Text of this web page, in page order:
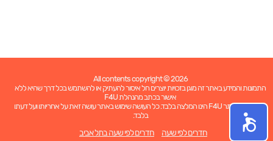
All contents copyright © 2026
התמונות והמידע באתר זה מוגן בזכויות יוצרים חל איסור להעתיק או להשתמש בכל דרך שהיא ללא
אישור בכתב מהנהלת F4U
כל האמור באתר F4U הינו המלצה בלבד. כל העושה שימוש באתר עושה זאת על אחריותו ועל דעתו
בלבד.
חדרים לפי שעה חדרים לפי שעה בתל אביב